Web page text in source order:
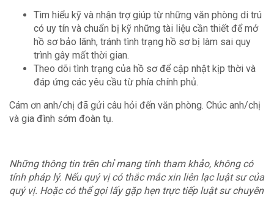
Tìm hiểu kỹ và nhận trợ giúp từ những văn phòng di trú
có uy tín và chuẩn bị kỹ những tài liệu cần thiết để mở
hồ sơ bảo lãnh, tránh tình trạng hồ sơ bị làm sai quy
trình gây mất thời gian.
Theo dõi tình trạng của hồ sơ để cập nhật kịp thời và
đáp ứng các yêu cầu từ phía chính phủ.
Cám ơn anh/chị đã gửi câu hỏi đến văn phòng. Chúc anh/chị
và gia đình sớm đoàn tụ.
Những thông tin trên chỉ mang tính tham khảo, không có
tính pháp lý. Nếu quý vị có thắc mắc xin liên lạc luật sư của
quý vị. Hoặc có thể gọi lấy gặp hẹn trực tiếp luật sư chuyên